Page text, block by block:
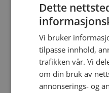
Hvis du søker dating i
sted. På Møteplassen kan
Läs mer
Trinn 1 - Bli medlem og lag
Dette
Vi bruker
tilpasse innhold,
trafikken vår. Vi
om din bruk av
annonserings- og